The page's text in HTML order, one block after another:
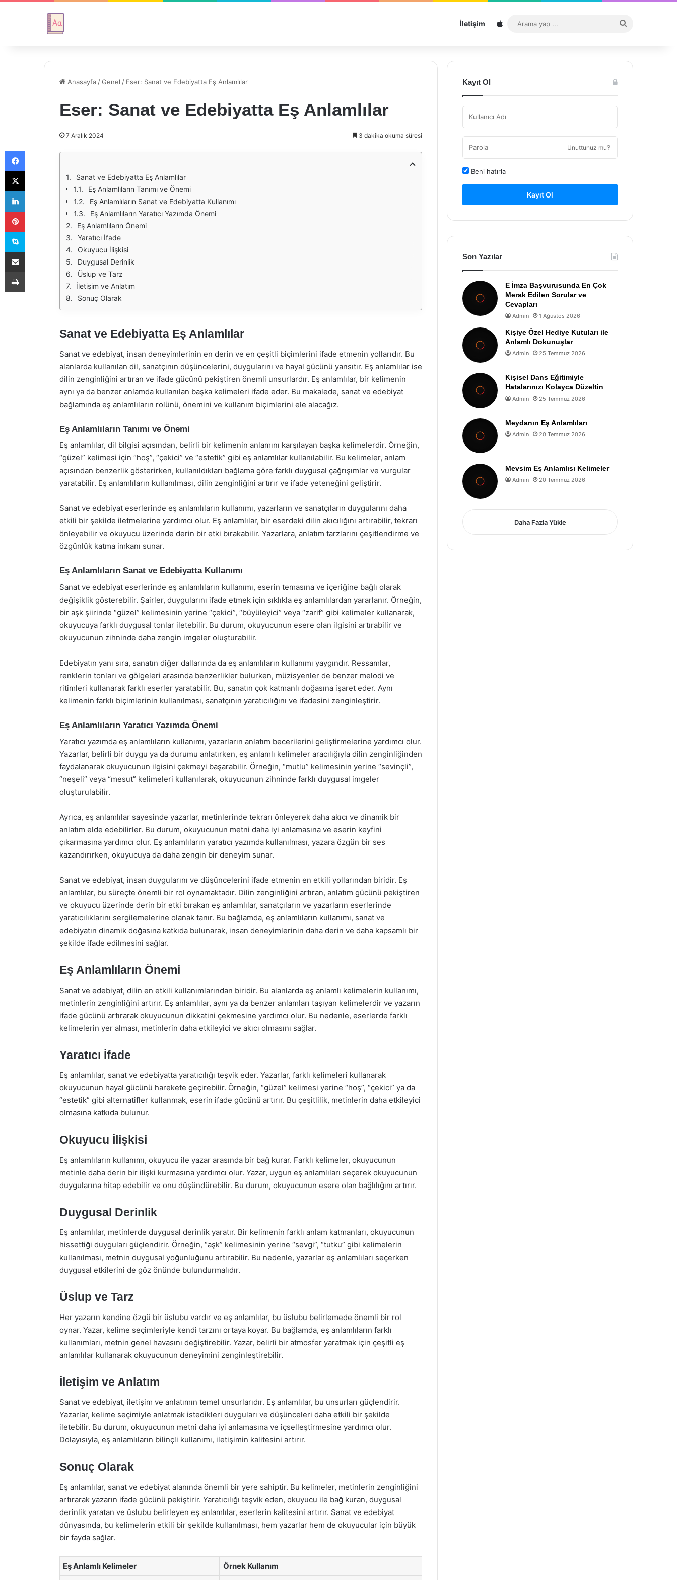
İletişim Sitemap
...
Anasayfa /Genel / Eser: Sanat ve Edebiyatta Eş Anlamlılar
Eser: Sanat ve Edebiyatta Eş Anlamlılar
7 Aralık 2024 3 dakika okuma süresi
Sanat ve Edebiyatta Eş Anlamlılar
Eş Anlamlıların Tanımı ve Önemi
Eş Anlamlıların Sanat ve Edebiyatta Kullanımı
Eş Anlamlıların Yaratıcı Yazımda Önemi
Eş Anlamlıların Önemi
Yaratıcı İfade
Okuyucu İlişkisi
Duygusal Derinlik
Üslup ve Tarz
İletişim ve Anlatım
Sonuç Olarak
Sanat ve Edebiyatta Eş Anlamlılar
Sanat ve edebiyat, insan deneyimlerinin en derin ve en çeşitli biçimlerini ifade etmenin yollarıdır. Bu
alanlarda kullanılan dil, sanatçının düşüncelerini, duygularını ve hayal gücünü yansıtır. Eş anlamlılar ise
dilin zenginliğini artıran ve ifade gücünü pekiştiren önemli unsurlardır. Eş anlamlılar, bir kelimenin
aynı ya da benzer anlamda kullanılan başka kelimeleri ifade eder. Bu makalede, sanat ve edebiyat
bağlamında eş anlamlıların rolünü, önemini ve kullanım biçimlerini ele alacağız.
Eş Anlamlıların Tanımı ve Önemi
Eş anlamlılar, dil bilgisi açısından, belirli bir kelimenin anlamını karşılayan başka kelimelerdir. Örneğin,
“güzel” kelimesi için “hoş”, “çekici” ve “estetik” gibi eş anlamlılar kullanılabilir. Bu kelimeler, anlam
açısından benzerlik gösterirken, kullanıldıkları bağlama göre farklı duygusal çağrışımlar ve vurgular
yaratabilir. Eş anlamlıların kullanılması, dilin zenginliğini artırır ve ifade yeteneğini geliştirir.
Sanat ve edebiyat eserlerinde eş anlamlıların kullanımı, yazarların ve sanatçıların duygularını daha
etkili bir şekilde iletmelerine yardımcı olur. Eş anlamlılar, bir eserdeki dilin akıcılığını artırabilir, tekrarı
önleyebilir ve okuyucu üzerinde derin bir etki bırakabilir. Yazarlara, anlatım tarzlarını çeşitlendirme ve
özgünlük katma imkanı sunar.
Eş Anlamlıların Sanat ve Edebiyatta Kullanımı
Sanat ve edebiyat eserlerinde eş anlamlıların kullanımı, eserin temasına ve içeriğine bağlı olarak
değişiklik gösterebilir. Şairler, duygularını ifade etmek için sıklıkla eş anlamlılardan yararlanır. Örneğin,
bir aşk şiirinde “güzel” kelimesinin yerine “çekici”, “büyüleyici” veya “zarif” gibi kelimeler kullanarak,
okuyucuya farklı duygusal tonlar iletebilir. Bu durum, okuyucunun esere olan ilgisini artırabilir ve
okuyucunun zihninde daha zengin imgeler oluşturabilir.
Edebiyatın yanı sıra, sanatın diğer dallarında da eş anlamlıların kullanımı yaygındır. Ressamlar,
renklerin tonları ve gölgeleri arasında benzerlikler bulurken, müzisyenler de benzer melodi ve
ritimleri kullanarak farklı eserler yaratabilir. Bu, sanatın çok katmanlı doğasına işaret eder. Aynı
kelimenin farklı biçimlerinin kullanılması, sanatçının yaratıcılığını ve ifadesini zenginleştirir.
Eş Anlamlıların Yaratıcı Yazımda Önemi
Yaratıcı yazımda eş anlamlıların kullanımı, yazarların anlatım becerilerini geliştirmelerine yardımcı olur.
Yazarlar, belirli bir duygu ya da durumu anlatırken, eş anlamlı kelimeler aracılığıyla dilin zenginliğinden
faydalanarak okuyucunun ilgisini çekmeyi başarabilir. Örneğin, “mutlu” kelimesinin yerine “sevinçli”,
“neşeli” veya “mesut” kelimeleri kullanılarak, okuyucunun zihninde farklı duygusal imgeler
oluşturulabilir.
Ayrıca, eş anlamlılar sayesinde yazarlar, metinlerinde tekrarı önleyerek daha akıcı ve dinamik bir
anlatım elde edebilirler. Bu durum, okuyucunun metni daha iyi anlamasına ve eserin keyfini
çıkarmasına yardımcı olur. Eş anlamlıların yaratıcı yazımda kullanılması, yazara özgün bir ses
kazandırırken, okuyucuya da daha zengin bir deneyim sunar.
Sanat ve edebiyat, insan duygularını ve düşüncelerini ifade etmenin en etkili yollarından biridir. Eş
anlamlılar, bu süreçte önemli bir rol oynamaktadır. Dilin zenginliğini artıran, anlatım gücünü pekiştiren
ve okuyucu üzerinde derin bir etki bırakan eş anlamlılar, sanatçıların ve yazarların eserlerinde
yaratıcılıklarını sergilemelerine olanak tanır. Bu bağlamda, eş anlamlıların kullanımı, sanat ve
edebiyatın dinamik doğasına katkıda bulunarak, insan deneyimlerinin daha derin ve daha kapsamlı bir
şekilde ifade edilmesini sağlar.
Eş Anlamlıların Önemi
Sanat ve edebiyat, dilin en etkili kullanımlarından biridir. Bu alanlarda eş anlamlı kelimelerin kullanımı,
metinlerin zenginliğini artırır. Eş anlamlılar, aynı ya da benzer anlamları taşıyan kelimelerdir ve yazarın
ifade gücünü artırarak okuyucunun dikkatini çekmesine yardımcı olur. Bu nedenle, eserlerde farklı
kelimelerin yer alması, metinlerin daha etkileyici ve akıcı olmasını sağlar.
Yaratıcı İfade
Eş anlamlılar, sanat ve edebiyatta yaratıcılığı teşvik eder. Yazarlar, farklı kelimeleri kullanarak
okuyucunun hayal gücünü harekete geçirebilir. Örneğin, “güzel” kelimesi yerine “hoş”, “çekici” ya da
“estetik” gibi alternatifler kullanmak, eserin ifade gücünü artırır. Bu çeşitlilik, metinlerin daha etkileyici
olmasına katkıda bulunur.
Okuyucu İlişkisi
Eş anlamlıların kullanımı, okuyucu ile yazar arasında bir bağ kurar. Farklı kelimeler, okuyucunun
metinle daha derin bir ilişki kurmasına yardımcı olur. Yazar, uygun eş anlamlıları seçerek okuyucunun
duygularına hitap edebilir ve onu düşündürebilir. Bu durum, okuyucunun esere olan bağlılığını artırır.
Duygusal Derinlik
Eş anlamlılar, metinlerde duygusal derinlik yaratır. Bir kelimenin farklı anlam katmanları, okuyucunun
hissettiği duyguları güçlendirir. Örneğin, “aşk” kelimesinin yerine “sevgi”, “tutku” gibi kelimelerin
kullanılması, metnin duygusal yoğunluğunu artırabilir. Bu nedenle, yazarlar eş anlamlıları seçerken
duygusal etkilerini de göz önünde bulundurmalıdır.
Üslup ve Tarz
Her yazarın kendine özgü bir üslubu vardır ve eş anlamlılar, bu üslubu belirlemede önemli bir rol
oynar. Yazar, kelime seçimleriyle kendi tarzını ortaya koyar. Bu bağlamda, eş anlamlıların farklı
kullanımları, metnin genel havasını değiştirebilir. Yazar, belirli bir atmosfer yaratmak için çeşitli eş
anlamlılar kullanarak okuyucunun deneyimini zenginleştirebilir.
İletişim ve Anlatım
Sanat ve edebiyat, iletişim ve anlatımın temel unsurlarıdır. Eş anlamlılar, bu unsurları güçlendirir.
Yazarlar, kelime seçimiyle anlatmak istedikleri duyguları ve düşünceleri daha etkili bir şekilde
iletebilir. Bu durum, okuyucunun metni daha iyi anlamasına ve içselleştirmesine yardımcı olur.
Dolayısıyla, eş anlamlıların bilinçli kullanımı, iletişimin kalitesini artırır.
Sonuç Olarak
Eş anlamlılar, sanat ve edebiyat alanında önemli bir yere sahiptir. Bu kelimeler, metinlerin zenginliğini
artırarak yazarın ifade gücünü pekiştirir. Yaratıcılığı teşvik eden, okuyucu ile bağ kuran, duygusal
derinlik yaratan ve üslubu belirleyen eş anlamlılar, eserlerin kalitesini artırır. Sanat ve edebiyat
dünyasında, bu kelimelerin etkili bir şekilde kullanılması, hem yazarlar hem de okuyucular için büyük
bir fayda sağlar.
Eş Anlamlı Kelimeler Örnek Kullanım
Kayıt Ol
Unuttunuz mu?
Beni hatırla
Kayıt Ol
Son Yazılar
E İmza Başvurusunda En Çok
Merak Edilen Sorular ve
Cevapları
Admin 1 Ağustos 2026
Kişiye Özel Hediye Kutuları ile
Anlamlı Dokunuşlar
Admin 25 Temmuz 2026
Kişisel Dans Eğitimiyle
Hatalarınızı Kolayca Düzeltin
Admin 25 Temmuz 2026
Meydanın Eş Anlamlıları
Admin 20 Temmuz 2026
Mevsim Eş Anlamlısı Kelimeler
Admin 20 Temmuz 2026
Daha Fazla Yükle
Facebook
X
LinkedIn
Pinterest
Skype
E-Posta ile paylaş